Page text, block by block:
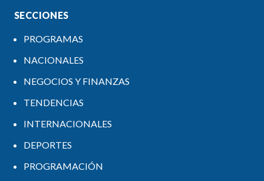
SECCIONES
PROGRAMAS
NACIONALES
NEGOCIOS Y FINANZAS
TENDENCIAS
INTERNACIONALES
DEPORTES
PROGRAMACIÓN